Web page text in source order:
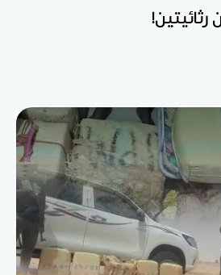
رثائيتين!